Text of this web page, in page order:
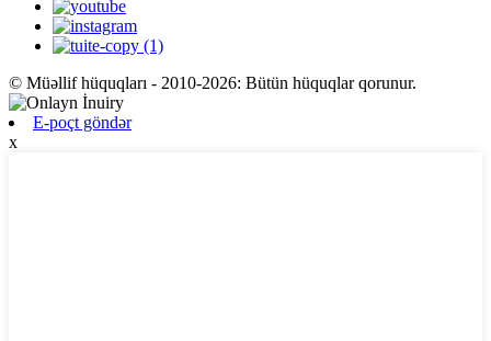
© Müəllif hüquqları - 2010-2026: Bütün hüquqlar qorunur.
E-poçt göndər
x